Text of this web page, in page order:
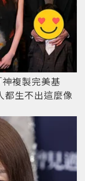
複製完美基
都生不出這麼像